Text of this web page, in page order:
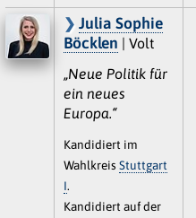
Julia Sophie
Böcklen | Volt
„Neue Politik für
ein neues
Europa.“
Kandidiert im
Wahlkreis Stuttgart
I.
Kandidiert auf der